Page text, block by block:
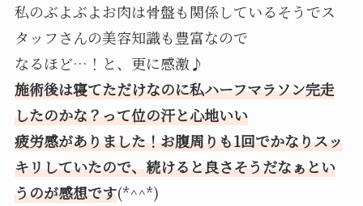
私のぶよぶよお肉は骨盤も関係しているそうでス
タッフさんの美容知識も豊富なので
なるほど…！と、更に感激♪
施術後は寝てただけなのに私ハーフマラソン完走
したのかな？って位の汗と心地いい
疲労感がありました！お腹周りも1回でかなりスッ
キリしていたので、続けると良さそうだなぁとい
うのが感想です(*^^*)